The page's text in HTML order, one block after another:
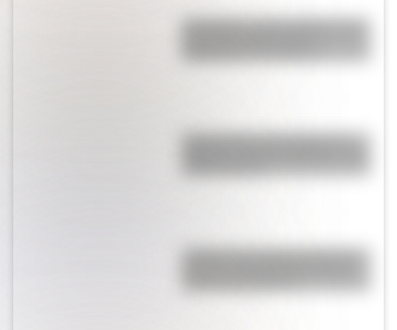
San Martín y Simón Bolívar: así
Buenos Aires al principio del
sorprendentes
¿Sabías que Argentina tuvo la